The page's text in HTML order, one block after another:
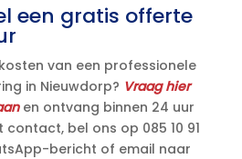
een gratis offerte
van een professionele
in Nieuwdorp? Vraag hier
en ontvang binnen 24 uur
bel ons op 085 10 91
bericht of email naar